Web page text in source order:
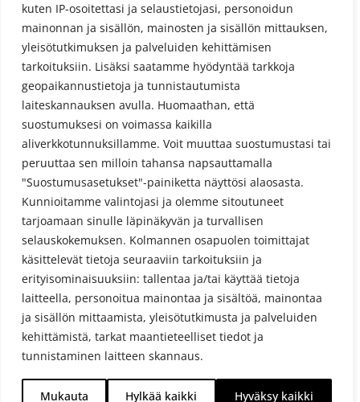
kuten IP-osoitettasi ja selaustietojasi, personoidun
mainonnan ja sisällön, mainosten ja sisällön mittauksen,
yleisötutkimuksen ja palveluiden kehittämisen
tarkoituksiin. Lisäksi saatamme hyödyntää tarkkoja
geopaikannustietoja ja tunnistautumista
laiteskannauksen avulla. Huomaathan, että
suostumuksesi on voimassa kaikilla
aliverkkotunnuksillamme. Voit muuttaa suostumustasi tai
peruuttaa sen milloin tahansa napsauttamalla
"Suostumusasetukset"-painiketta näyttösi alaosasta.
Kunnioitamme valintojasi ja olemme sitoutuneet
tarjoamaan sinulle läpinäkyvän ja turvallisen
selauskokemuksen. Kolmannen osapuolen toimittajat
käsittelevät tietoja seuraaviin tarkoituksiin ja
erityisominaisuuksiin: tallentaa ja/tai käyttää tietoja
laitteella, personoitua mainontaa ja sisältöä, mainontaa
ja sisällön mittaamista, yleisötutkimusta ja palveluiden
kehittämistä, tarkat maantieteelliset tiedot ja
tunnistaminen laitteen skannaus.
Mukauta Hylkää kaikki Hyväksy kaikki
Sisältösyöte
Kommenttisyöte
WordPress.org
Tietosuojaseloste
Puruveden Savukala Oy 2019 © powered by